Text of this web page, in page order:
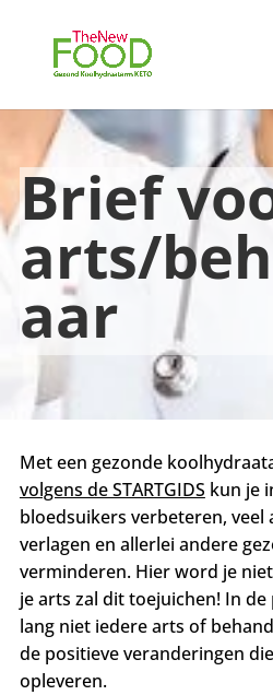
Brief
arts/
aar
Met een gezonde
volgens de STARTGIDS kun je
bloedsuikers verbeteren,
verlagen en allerlei andere
verminderen. Hier word je
je arts zal dit toejuichen! In
lang niet iedere arts of
de positieve veranderingen
opleveren.